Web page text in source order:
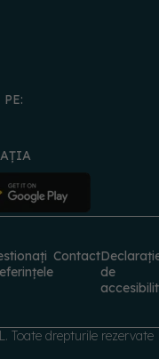
Contact
de
Toate drepturile rezervate